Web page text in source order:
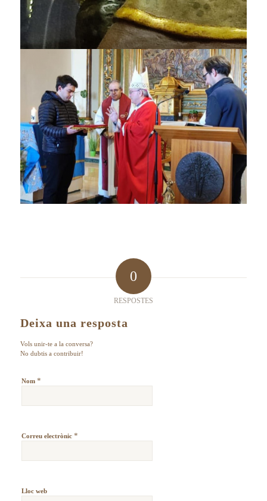
0
RESPOSTES
Deixa una resposta
Vols unir-te a la conversa?
No dubtis a contribuir!
Nom *
Correu electrònic *
Lloc web